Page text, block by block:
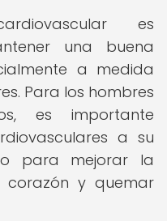
es
una buena
a medida
Para los hombres
es importante
a su
para mejorar la
corazón y quemar